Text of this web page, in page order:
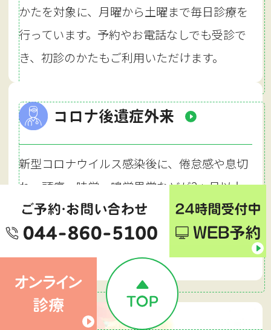
かたを対象に、月曜から土曜まで毎日診療を
行っています。予約やお電話なしでも受診で
き、初診のかたもご利用いただけます。
コロナ後遺症外来
新型コロナウイルス感染後に、倦怠感や息切
れ、頭痛、味覚・嗅覚異常などが2ヵ月以上
続く状態を、コロナ後遺症といいます。長引
く症状でお困りのかたはお気軽にご相談くだ
さい。